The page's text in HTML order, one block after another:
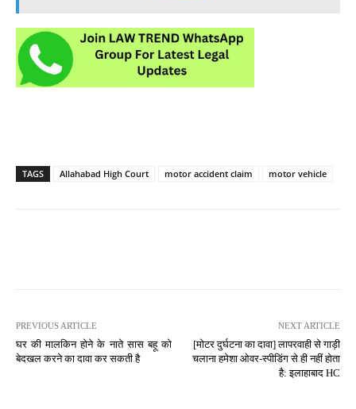
TAGS Allahabad High Court motor accident claim motor vehicle
PREVIOUS ARTICLE
घर की मालकिन होने के नाते सास बहू को
बेदखल करने का दावा कर सकती है
NEXT ARTICLE
[मोटर दुर्घटना का दावा] लापरवाही से गाड़ी
चलाना हमेशा ओवर-स्पीडिंग से ही नहीं होता
है: इलाहाबाद HC